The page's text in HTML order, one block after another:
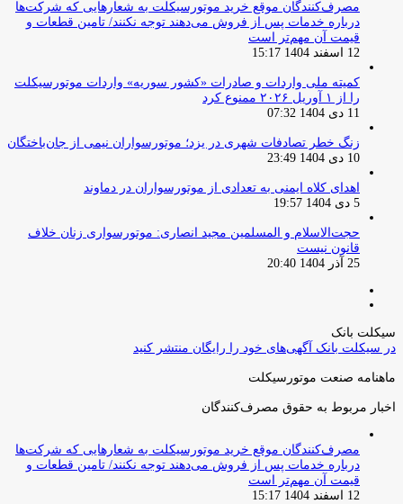
مصرف‌کنندگان موقع خرید موتورسیکلت به شعارهایی که شرکت‌ها
درباره خدمات پس از فروش می‌دهند توجه نکنند/ تامین قطعات و
قیمت آن مهم‌تر است
12 اسفند 1404 15:17
کمیته ملی واردات و صادرات «کشور سوریه» واردات موتورسیکلت
را از ۱ آوریل ۲۰۲۶ ممنوع کرد
11 دی 1404 07:32
زنگ خطر تصادفات شهری در یزد؛ موتورسواران نیمی از جان‌باختگان
10 دی 1404 23:49
اهدای کلاه ایمنی به تعدادی از موتورسواران در دماوند
5 دی 1404 19:57
حجت‌الاسلام و المسلمین مجید انصاری: موتورسواری زنان خلاف
قانون نیست
25 آذر 1404 20:40
سیکلت بانک
در سیکلت بانک آگهی‌های خود را رایگان منتشر کنید
ماهنامه صنعت موتورسیکلت
اخبار مربوط به حقوق مصرف‌کنندگان
مصرف‌کنندگان موقع خرید موتورسیکلت به شعارهایی که شرکت‌ها
درباره خدمات پس از فروش می‌دهند توجه نکنند/ تامین قطعات و
قیمت آن مهم‌تر است
12 اسفند 1404 15:17